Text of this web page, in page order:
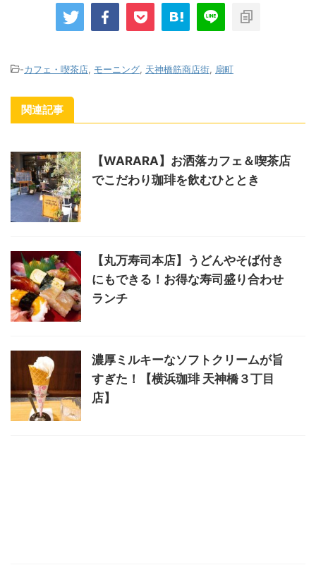
-カフェ・喫茶店 モーニング 天神橋筋商店街 扇町
関連記事
【WARARA】お洒落カフェ＆喫茶店
でこだわり珈琲を飲むひととき
【丸万寿司本店】うどんやそば付き
にもできる！お得な寿司盛り合わせ
ランチ
濃厚ミルキーなソフトクリームが旨
すぎた！【横浜珈琲 天神橋３丁目
店】